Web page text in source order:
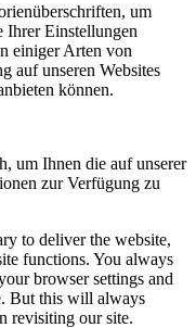
um
Ihrer Einstellungen
einiger Arten von
auf unseren Websites
können.
um Ihnen die auf unserer
zur Verfügung zu
to deliver the website,
functions. You always
browser settings and
But this will always
revisiting our site.